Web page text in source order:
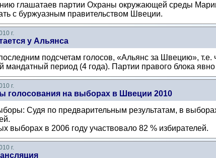
глашатаев партии Охраны окружающей среды
с буржуазным правительством Швеции.
г.
у Альянса
подсчетам голосов, «Альянс за Швецию», т.е.
мандатный период (4 года). Партии правого блока
г.
голосования на выборах в Швеции 2010
Судя по предварительным результатам, в
выборах в 2006 году участвовало 82 % избирателей.
г.